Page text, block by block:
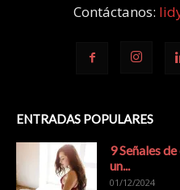
Contáctanos:
ENTRADAS POPULARES
9 Señales
un...
01/12/2024